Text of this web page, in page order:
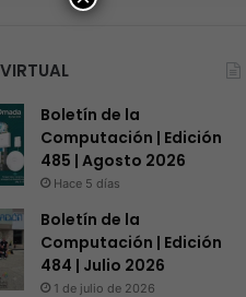
Boletín de la
Computación | Edición
485 | Agosto 2026
Hace 5 días
Boletín de la
Computación | Edición
484 | Julio 2026
1 de julio de 2026